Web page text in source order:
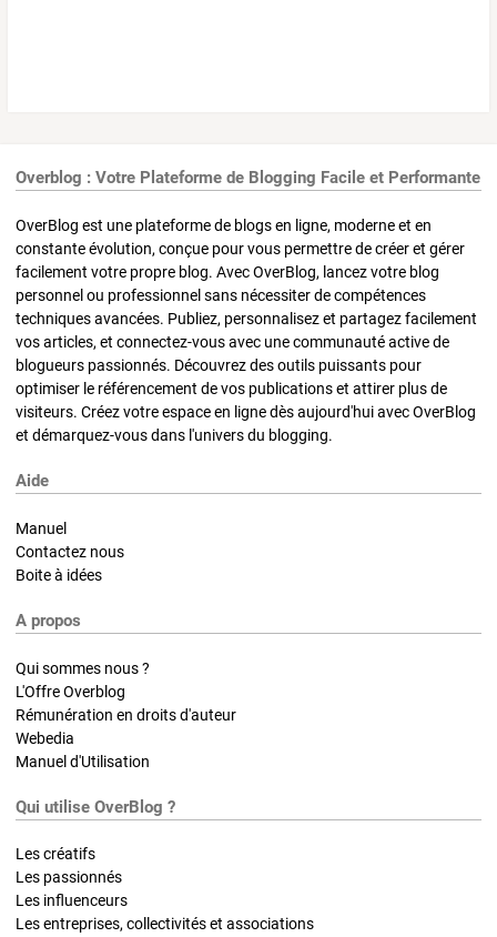
Overblog : Votre Plateforme de Blogging Facile et Performante
OverBlog est une plateforme de blogs en ligne, moderne et en
constante évolution, conçue pour vous permettre de créer et gérer
facilement votre propre blog. Avec OverBlog, lancez votre blog
personnel ou professionnel sans nécessiter de compétences
techniques avancées. Publiez, personnalisez et partagez facilement
vos articles, et connectez-vous avec une communauté active de
blogueurs passionnés. Découvrez des outils puissants pour
optimiser le référencement de vos publications et attirer plus de
visiteurs. Créez votre espace en ligne dès aujourd'hui avec OverBlog
et démarquez-vous dans l'univers du blogging.
Aide
Manuel
Contactez nous
Boite à idées
A propos
Qui sommes nous ?
L'Offre Overblog
Rémunération en droits d'auteur
Webedia
Manuel d'Utilisation
Qui utilise OverBlog ?
Les créatifs
Les passionnés
Les influenceurs
Les entreprises, collectivités et associations